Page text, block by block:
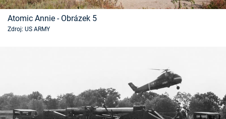
Atomic Annie - Obrázek 5
Zdroj: US ARMY